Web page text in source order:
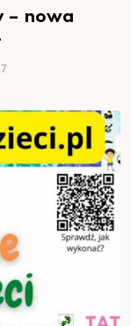
– nowa